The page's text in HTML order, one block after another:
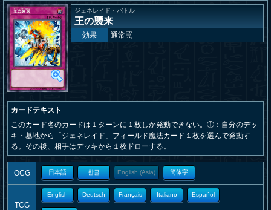
ジェネレイド・バトル
王の襲来
効果 通常罠
カードテキスト
このカード名のカードは１ターンに１枚しか発動できない。①：自分のデッ
キ・墓地から「ジェネレイド」フィールド魔法カード１枚を選んで発動す
る。その後、相手はデッキから１枚ドローする。
OCG 日本語 한글 English (Asia) 簡体字
TCG
English Deutsch Français Italiano Español